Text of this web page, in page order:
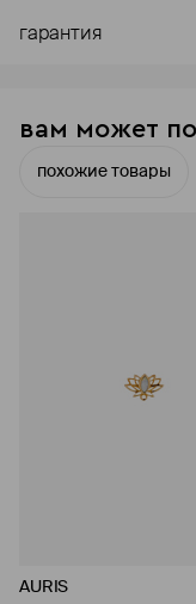
гарантия
вам может
похожие товары
AURIS